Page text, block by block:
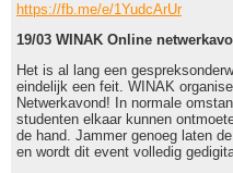
https://fb.me/e/1YudcArUr
19/03 WINAK Online
Het is al lang een
eindelijk een feit. WINAK
Netwerkavond! In normale
studenten elkaar kunnen
de hand. Jammer genoeg laten
en wordt dit event volledig